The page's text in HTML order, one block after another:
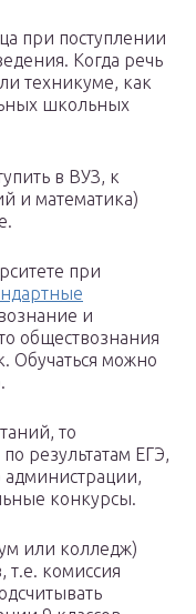
при поступлении
Когда речь
техникуме, как
школьных
в ВУЗ, к
и математика)
при
и
обществознания
Обучаться можно
то
результатам ЕГЭ,
администрации,
конкурсы.
или колледж)
т.е. комиссия